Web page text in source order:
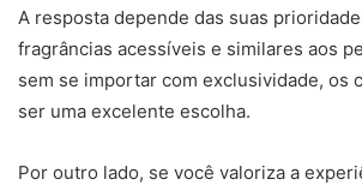
A resposta depende das suas
fragrâncias acessíveis e similares aos
sem se importar com exclusividade, os
ser uma excelente escolha.
Por outro lado, se você valoriza a